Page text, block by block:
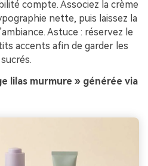
compte. Associez la crème
nette, puis laissez la
Astuce : réservez le
accents afin de garder les
lilas murmure » générée via